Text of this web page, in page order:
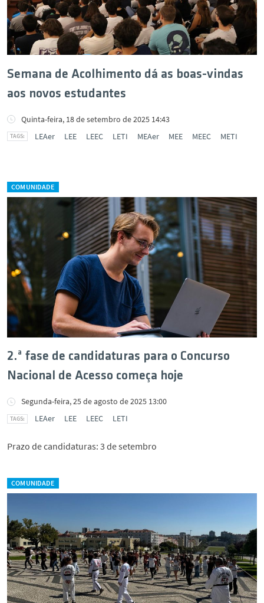
Semana de Acolhimento dá as boas-vindas
aos novos estudantes
Quinta-feira, 18 de setembro de 2025 14:43
LEAer
LEE LEEC LETI MEAer MEE MEEC METI
COMUNIDADE
2.ª fase de candidaturas para o Concurso
Nacional de Acesso começa hoje
Segunda-feira, 25 de agosto de 2025 13:00
LEAer
LEE LEEC LETI
Prazo de candidaturas: 3 de setembro
COMUNIDADE